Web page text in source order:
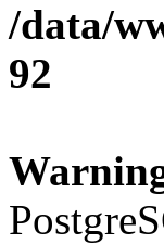
/data/
92